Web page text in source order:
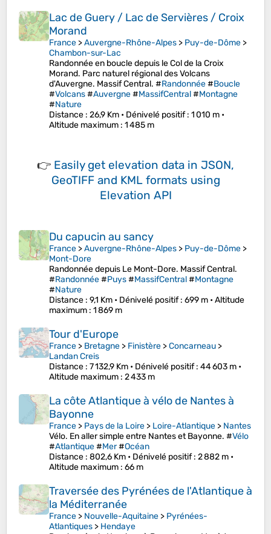
Lac de Guery / Lac de Servières / Croix
Morand
France >Auvergne-Rhône-Alpes > Puy-de-Dôme >
Chambon-sur-Lac
Randonnée en boucle depuis le Col de la Croix
Morand. Parc naturel régional des Volcans
d'Auvergne. Massif Central. #Randonnée#Boucle
#Volcans#Auvergne#MassifCentral#Montagne
#Nature
Distance : 26,9 Km • Dénivelé positif: 1 010 m •
Altitude maximum : 1 485 m
👉 Easily get elevation data in JSON,
GeoTIFF and KML formats using
Elevation API
Du capucin au sancy
France >Auvergne-Rhône-Alpes > Puy-de-Dôme >
Mont-Dore
Randonnée depuis Le Mont-Dore. Massif Central.
#Randonnée#Puys#MassifCentral#Montagne
#Nature
Distance : 9,1 Km • Dénivelé positif: 699 m •Altitude
maximum : 1 869 m
Tour d'Europe
France > Bretagne > Finistère >Concarneau >
Landan Creis
Distance : 7 132,9 Km • Dénivelé positif: 44 603 m •
Altitude maximum : 2 433 m
La côte Atlantique à vélo de Nantes à
Bayonne
France > Pays de la Loire > Loire-Atlantique > Nantes
Vélo. En aller simple entre Nantes et Bayonne. #Vélo
#Atlantique#Mer#Océan
Distance : 802,6 Km • Dénivelé positif: 2 882 m •
Altitude maximum : 66 m
Traversée des Pyrénées de l'Atlantique à
la Méditerranée
France > Nouvelle-Aquitaine > Pyrénées-
Atlantiques > Hendaye